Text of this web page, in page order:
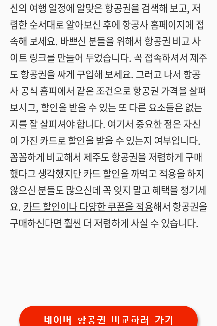
신의 여행 일정에 알맞은 항공권을 검색해 보고, 저
렴한 순서대로 알아보신 후에 항공사 홈페이지에 접
속해 보세요. 바쁘신 분들을 위해서 항공권 비교 사
이트 링크를 만들어 두었습니다. 꼭 접속하셔서 제주
도 항공권을 싸게 구입해 보세요. 그러고 나서 항공
사 공식 홈피에서 같은 조건으로 항공권 가격을 살펴
보시고, 할인을 받을 수 있는 또 다른 요소들은 없는
지를 잘 살피셔야 합니다. 여기서 중요한 점은 자신
이 가진 카드로 할인을 받을 수 있는지 여부입니다.
꼼꼼하게 비교해서 제주도 항공권을 저렴하게 구매
했다고 생각했지만 카드 할인을 까먹고 적용을 하지
않으신 분들도 많으신데 꼭 잊지 말고 혜택을 챙기세
요. 카드 할인이나 다양한 쿠폰을 적용해서 항공권을
구매하신다면 훨씬 더 저렴하게 사실 수 있습니다.
네이버 항공권 비교하러 가기